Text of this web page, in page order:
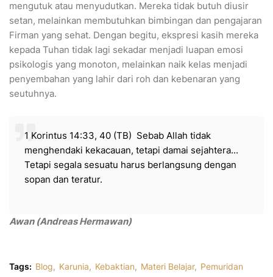
mengutuk atau menyudutkan. Mereka tidak butuh diusir
setan, melainkan membutuhkan bimbingan dan pengajaran
Firman yang sehat. Dengan begitu, ekspresi kasih mereka
kepada Tuhan tidak lagi sekadar menjadi luapan emosi
psikologis yang monoton, melainkan naik kelas menjadi
penyembahan yang lahir dari roh dan kebenaran yang
seutuhnya.
1 Korintus 14:33, 40 (TB) Sebab Allah tidak
menghendaki kekacauan, tetapi damai sejahtera...
Tetapi segala sesuatu harus berlangsung dengan
sopan dan teratur.
Awan (Andreas Hermawan)
Tags: Blog Karunia Kebaktian Materi Belajar Pemuridan